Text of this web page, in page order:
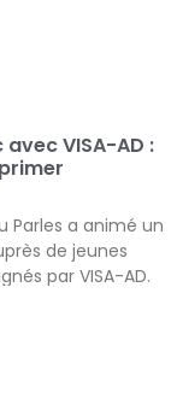
VISA-AD :
Parles a animé un
de jeunes
par VISA-AD.